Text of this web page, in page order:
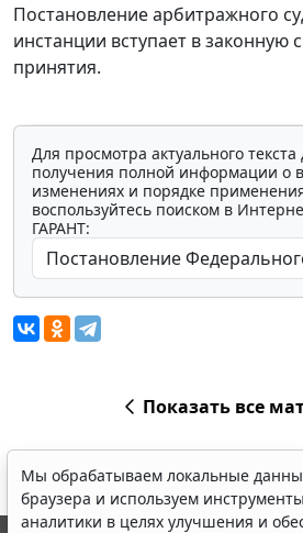
Постановление арбитражного
инстанции вступает в законную
принятия.
Для просмотра актуального текста
получения полной информации о
изменениях и порядке
воспользуйтесь поиском в
ГАРАНТ:
Показать все
Мы обрабатываем локальные
браузера и используем инструменты
аналитики в целях улучшения и